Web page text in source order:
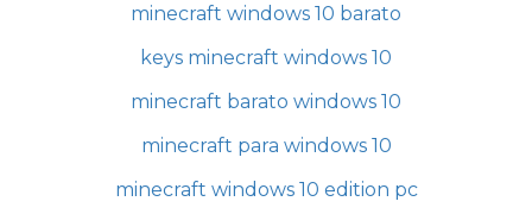
minecraft windows 10 barato
keys minecraft windows 10
minecraft barato windows 10
minecraft para windows 10
minecraft windows 10 edition pc